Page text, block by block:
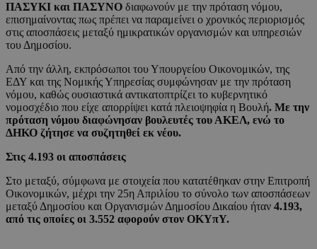
ΠΑΣΥΚΙ και ΠΑΣΥΝΟ διαφωνούν με την πρόταση νόμου,
επισημαίνοντας πως πρέπει να παραμείνει ο χρονικός περιορισμός
στις αποσπάσεις μεταξύ ημικρατικών οργανισμών και υπηρεσιών
του Δημοσίου.
Από την άλλη, εκπρόσωποι του Υπουργείου Οικονομικών, της
ΕΔΥ και της Νομικής Υπηρεσίας συμφώνησαν με την πρόταση
νόμου, καθώς ουσιαστικά αντικατοπτρίζει το κυβερνητικό
νομοσχέδιο που είχε απορρίψει κατά πλειοψηφία η Βουλή. Με την
πρόταση νόμου διαφώνησαν βουλευτές του ΑΚΕΛ, ενώ το
ΔΗΚΟ ζήτησε να συζητηθεί εκ νέου.
Στις 4.193 οι αποσπάσεις
Στο μεταξύ, σύμφωνα με στοιχεία που κατατέθηκαν στην Επιτροπή
Οικονομικών, μέχρι την 25η Απριλίου το σύνολο των αποσπάσεων
μεταξύ Δημοσίου και Οργανισμών Δημοσίου Δικαίου ήταν 4.193,
από τις οποίες οι 3.552 αφορούν στον ΟΚΥπΥ.